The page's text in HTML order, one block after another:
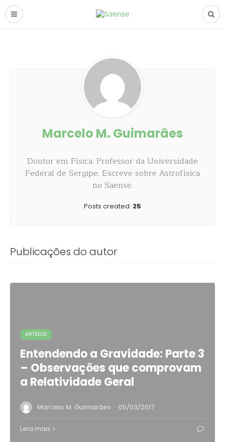
Marcelo M. Guimarães
Doutor em Física. Professor da Universidade
Federal de Sergipe. Escreve sobre Astrofísica
no Saense.
Posts created: 25
Publicações do autor
ARTIGOS
Entendendo a Gravidade: Parte 3
– Observações que comprovam
a Relatividade Geral
Marcelo M. Guimarães · 05/03/2017
Leia mais